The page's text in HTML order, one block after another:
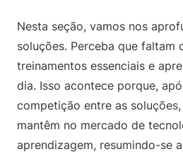
Nesta seção, vamos nos
soluções. Perceba que faltam
treinamentos essenciais e
dia. Isso acontece porque,
competição entre as
mantêm no mercado de
aprendizagem, resumindo-se a